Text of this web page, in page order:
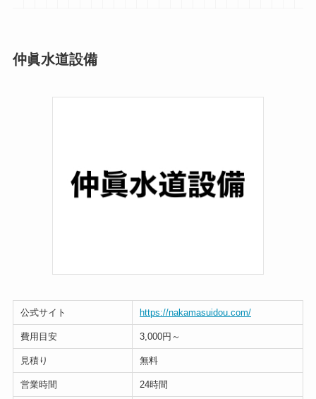
仲眞水道設備
公式サイト https://nakamasuidou.com/
費用目安 3,000円～
見積り 無料
営業時間 24時間